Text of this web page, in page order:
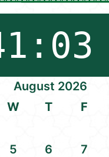
August 2026
W T F
5 6 7